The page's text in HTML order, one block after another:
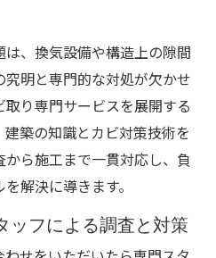
、換気設備や構造上の隙間
明と専門的な対処が欠かせ
り専門サービスを展開する
築の知識とカビ対策技術を
ら施工まで一貫対応し、負
解決に導きます。
ッフによる調査と対策